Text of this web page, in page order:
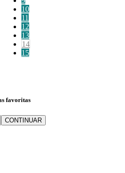
10
11
12
13
14
15
favoritas
CONTINUAR